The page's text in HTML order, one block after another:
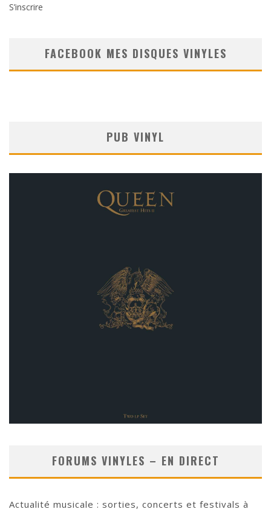
S’inscrire
FACEBOOK MES DISQUES VINYLES
PUB VINYL
FORUMS VINYLES – EN DIRECT
Actualité musicale : sorties, concerts et festivals à